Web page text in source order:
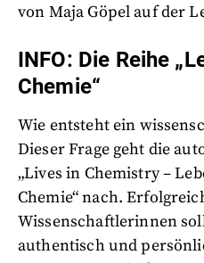
von Maja Göpel auf der
INFO: Die Reihe
Chemie“
Wie entsteht ein
Dieser Frage geht die
„Lives in Chemistry –
Chemie“ nach.
Wissenschaftlerinnen
authentisch und